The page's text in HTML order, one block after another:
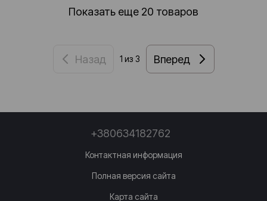
Показать еще 20 товаров
Назад 1 из 3 Вперед
+380634182762
Контактная информация
Полная версия сайта
Карта сайта